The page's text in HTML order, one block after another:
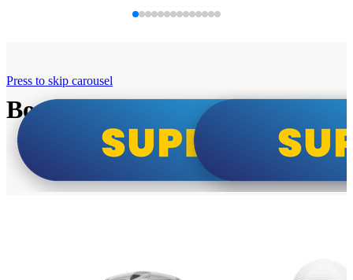
Bosch super cene
Press to skip carousel